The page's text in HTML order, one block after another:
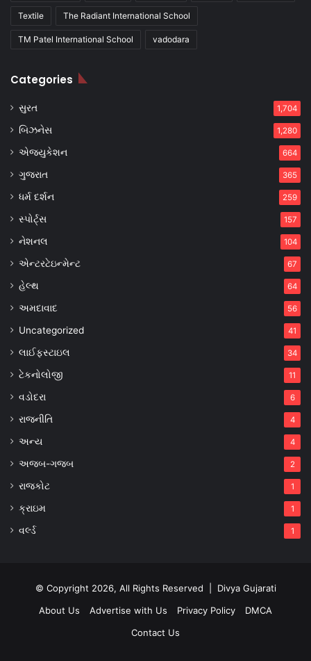
Textile The Radiant International School
TM Patel International School vadodara
Categories
સુરત 1,704
બિઝનેસ 1,280
એજ્યુકેશન 664
ગુજરાત 365
ધર્મ દર્શન 259
સ્પોર્ટ્સ 157
નેશનલ 104
એન્ટરટેઇન્મેન્ટ 67
હેલ્થ 64
અમદાવાદ 56
Uncategorized 41
લાઈફસ્ટાઇલ 34
ટેકનોલોજી 11
વડોદરા 6
રાજનીતિ 4
અન્ય 4
અજબ-ગજબ 2
રાજકોટ 1
ક્રાઇમ 1
વર્લ્ડ 1
© Copyright 2026, All Rights Reserved | Divya Gujarati
About Us
Advertise with Us Privacy Policy
DMCA
Contact Us